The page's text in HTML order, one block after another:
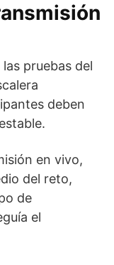
pruebas del
deben
en vivo,
del reto,
de
el